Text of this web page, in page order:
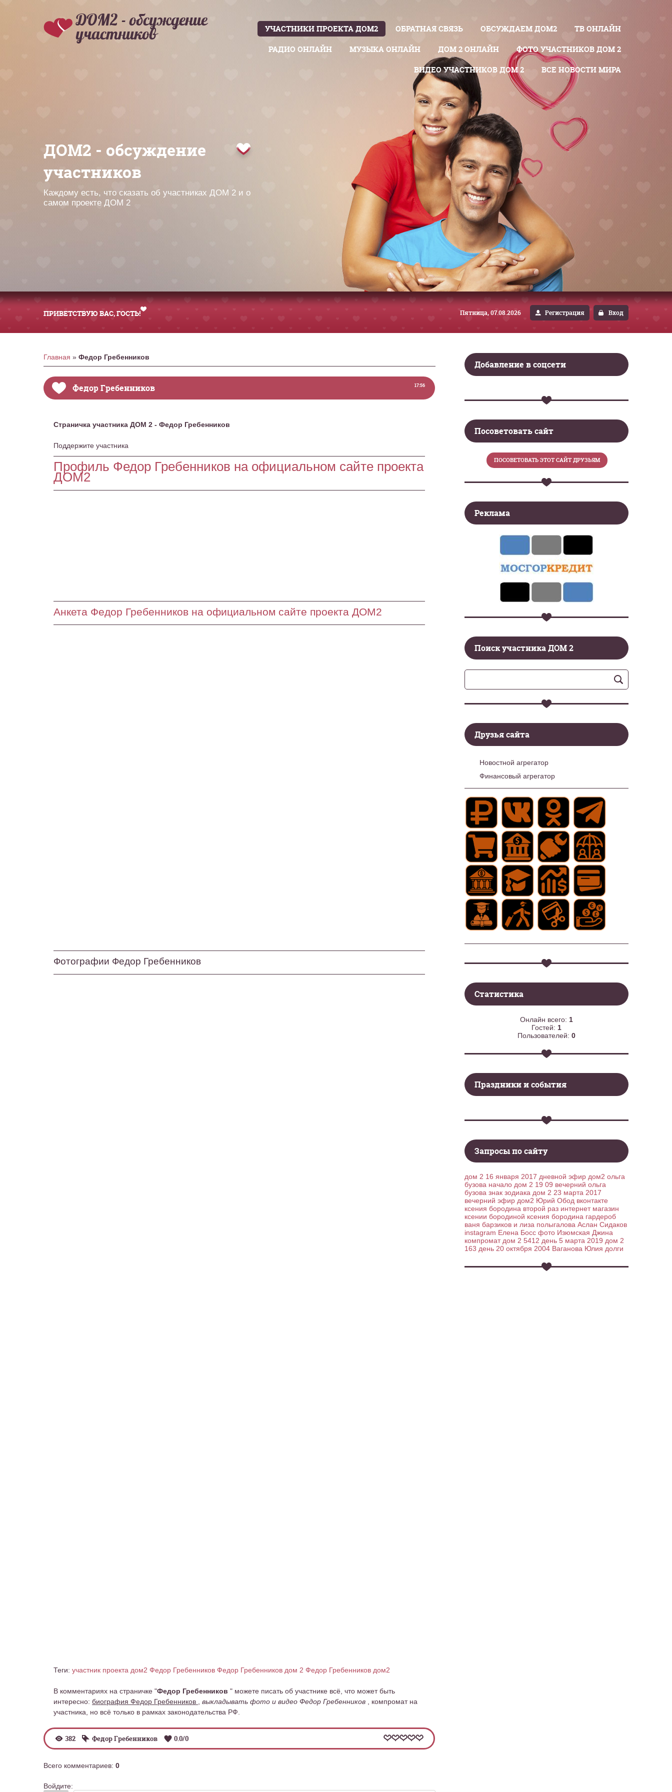
ДОМ2 - обсуждение
участников УЧАСТНИКИ ПРОЕКТА ДОМ2 ОБРАТНАЯ СВЯЗЬ ОБСУЖДАЕМ ДОМ2
ТВ ОНЛАЙН
РАДИО ОНЛАЙН
МУЗЫКА ОНЛАЙН ДОМ 2 ОНЛАЙН
ФОТО УЧАСТНИКОВ ДОМ 2
ВИДЕО УЧАСТНИКОВ ДОМ 2
ВСЕ НОВОСТИ МИРА
ДОМ2 - обсуждение
участников
Каждому есть, что сказать об участниках ДОМ 2 и о
самом проекте ДОМ 2
ПРИВЕТСТВУЮ ВАС, ГОСТЬ! Пятница, 07.08.2026 Регистрация Вход
Главная » Федор Гребенников
17:56
Федор Гребенников
Страничка участника ДОМ 2 - Федор Гребенников
Поддержите участника
Профиль Федор Гребенников на официальном сайте проекта
ДОМ2
Анкета Федор Гребенников на официальном сайте проекта ДОМ2
Фотографии Федор Гребенников
Теги: участник проекта дом2 Федор Гребенников Федор Гребенников дом 2 Федор Гребенников дом2
В комментариях на страничке "Федор Гребенников " можете писать об участнике всё, что может быть
интересно: биография Федор Гребенников выкладывать фото и видео Федор Гребенников
, компромат на
участника, но всё только в рамках законодательства РФ.
382 Федор Гребенников 0.0/0
Всего комментариев: 0
Войдите:
Добавление в соцсети
Посоветовать сайт
Реклама
Поиск участника ДОМ 2
Друзья сайта
Новостной агрегатор
Финансовый агрегатор
Статистика
Онлайн всего: 1
Гостей: 1
Пользователей:0
Праздники и события
Запросы по сайту
дом 2 16 января 2017 дневной эфир дом2 ольга
бузова начало дом 2 19 09 вечерний ольга
бузова знак зодиака дом 2 23 марта 2017
вечерний эфир дом2 Юрий Обод вконтакте
ксения бородина второй раз интернет магазин
ксении бородиной ксения бородина гардероб
ваня барзиков и лиза полыгалова Аслан Сидаков
instagram Елена Босс фото Изюмская Джина
компромат дом 2 5412 день 5 марта 2019 дом 2
163 день 20 октября 2004 Ваганова Юлия долги